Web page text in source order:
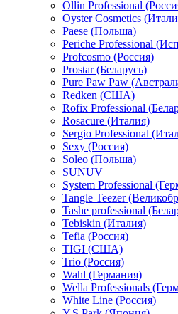
Ollin Professional
Oyster Cosmetics
Paese (Польша)
Periche Professional
Profcosmo (Россия)
Prostar (Беларусь)
Pure Paw Paw
Redken (США)
Rofix Professional
Rosacure (Италия)
Sergio Professional
Sexy (Россия)
Soleo (Польша)
SUNUV
System Professional
Tangle Teezer
Tashe professional
Tebiskin (Италия)
Tefia (Россия)
TIGI (США)
Trio (Россия)
Wahl (Германия)
Wella Professionals
White Line (Россия)